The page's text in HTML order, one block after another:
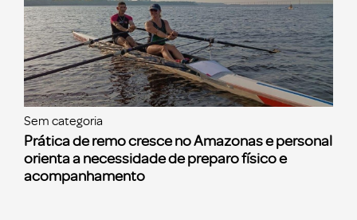
Sem categoria
Prática de remo cresce no Amazonas e personal
orienta a necessidade de preparo físico e
acompanhamento